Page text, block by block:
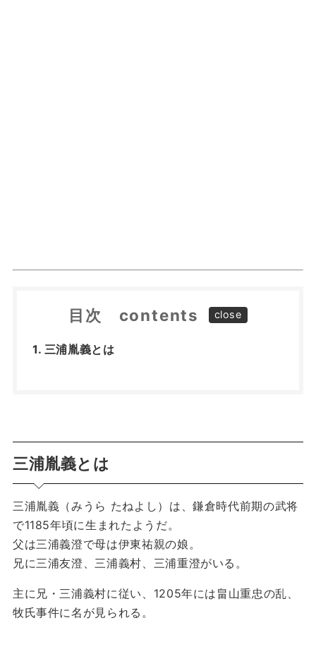
目次 contents
三浦胤義とは
三浦胤義とは
三浦胤義（みうら たねよし）は、鎌倉時代前期の武将
で1185年頃に生まれたようだ。
父は三浦義澄で母は伊東祐親の娘。
兄に三浦友澄、三浦義村、三浦重澄がいる。
主に兄・三浦義村に従い、1205年には畠山重忠の乱、
牧氏事件に名が見られる。